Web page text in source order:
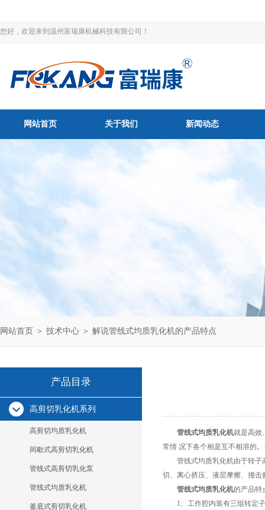
您好，欢迎来到温州富瑞康机械科技有限公司！
网站首页 关于我们 新闻动态
网站首页 ＞ 技术中心 ＞ 解说管线式均质乳化机的产品特点
产品目录
高剪切乳化机系列
高剪切均质乳化机
间歇式高剪切乳化机
管线式高剪切乳化泵
管线式均质乳化机
釜底式剪切乳化机
管线式均质乳化机就是高效
常情 况下各个相是互不相溶的
管线式均质乳化机由于转子高
切、离心挤压、液层摩擦、撞
管线式均质乳化机的产品特
1、工作腔内装有三组转定子